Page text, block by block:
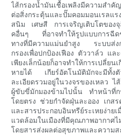
ไส้กรองน้ำมันเชื้อเพลิงมีความสำคั
ต่อสิ่งกระตุ้นและปั๊มคอมมอนเรลแ
สนิม เศษสี การเจริญเติบโตขอ
คอื่นๆ ที่อาจทำให้รูปแบบการฉีด
ทางที่มีความแม่นยำสูง ระบบส่งก
กรองเพื่อปกป้องเฟือง ตัววาล์ว แ
เพียงเล็กน้อยก็อาจทำให้การเปลี่ยน
หายได้ เกียร์อัตโนมัติมักจะมีทั้งตั
ละเอียดรวมอยู่ในวงจรของเหลว
ผู้ขับขี่มักมองข้ามไปนั้น ทำหน้าที่ก
โดยตรง ช่วยกำจัดฝุ่นละออง เกส
และสารประกอบอินทรีย์ระเหยง่า
แวดล้อมในเมืองที่มีคุณภาพอากา
โดยสารส่งผลต่อสุขภาพและความ